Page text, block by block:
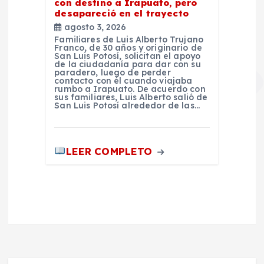
con destino a Irapuato, pero
desapareció en el trayecto
agosto 3, 2026
Familiares de Luis Alberto Trujano
Franco, de 30 años y originario de
San Luis Potosí, solicitan el apoyo
de la ciudadanía para dar con su
paradero, luego de perder
contacto con él cuando viajaba
rumbo a Irapuato. De acuerdo con
sus familiares, Luis Alberto salió de
San Luis Potosí alrededor de las…
LEER COMPLETO